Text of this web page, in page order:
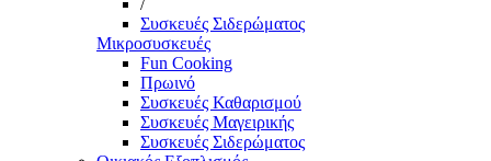
/
Συσκευές Σιδερώματος
Μικροσυσκευές
Fun Cooking
Πρωινό
Συσκευές Καθαρισμού
Συσκευές Μαγειρικής
Συσκευές Σιδερώματος